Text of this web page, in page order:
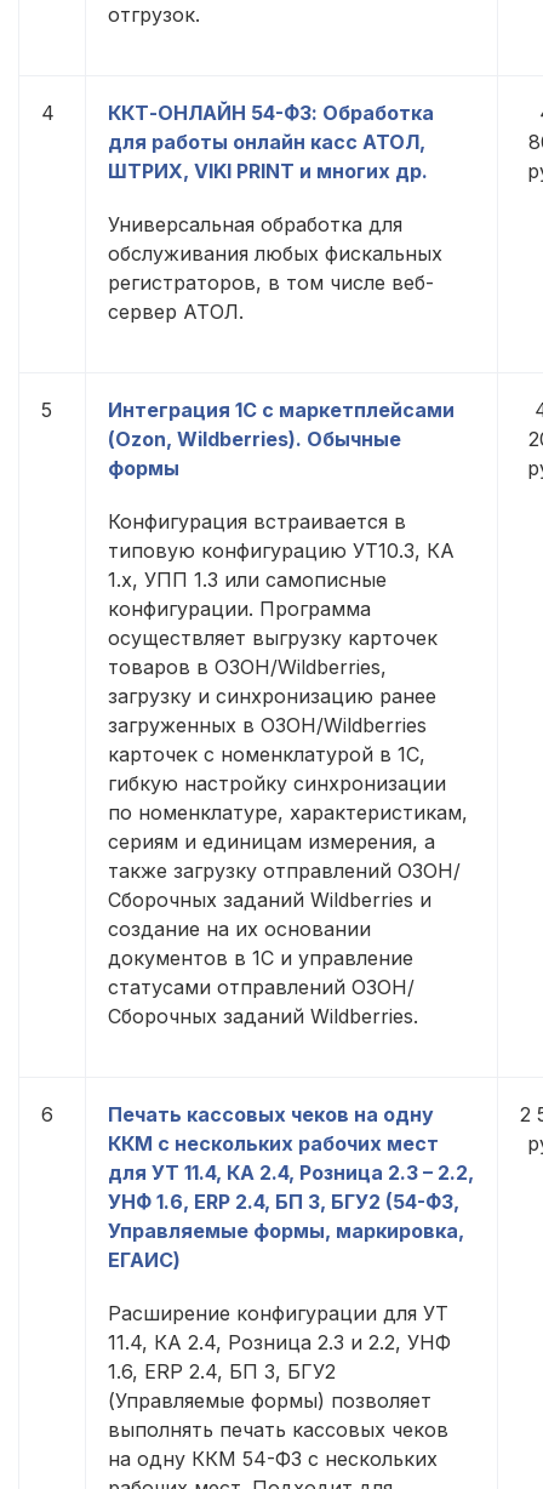
отгрузок.
4
ККТ-ОНЛАЙН 54-ФЗ: Обработка
для работы онлайн касс АТОЛ,
ШТРИХ, VIKI PRINT и многих др.
Универсальная обработка для
обслуживания любых фискальных
регистраторов, в том числе веб-
сервер АТОЛ.
5
Интеграция 1С с маркетплейсами
(Ozon, Wildberries). Обычные
формы
Конфигурация встраивается в
типовую конфигурацию УТ10.3, КА
1.x, УПП 1.3 или самописные
конфигурации. Программа
осуществляет выгрузку карточек
товаров в ОЗОН/Wildberries,
загрузку и синхронизацию ранее
загруженных в ОЗОН/Wildberries
карточек с номенклатурой в 1С,
гибкую настройку синхронизации
по номенклатуре, характеристикам,
сериям и единицам измерения, а
также загрузку отправлений ОЗОН/
Сборочных заданий Wildberries и
создание на их основании
документов в 1С и управление
статусами отправлений ОЗОН/
Сборочных заданий Wildberries.
6
Печать кассовых чеков на одну
ККМ с нескольких рабочих мест
для УТ 11.4, КА 2.4, Розница 2.3 – 2.2,
УНФ 1.6, ERP 2.4, БП 3, БГУ2 (54-ФЗ,
Управляемые формы, маркировка,
ЕГАИС)
Расширение конфигурации для УТ
11.4, КА 2.4, Розница 2.3 и 2.2, УНФ
1.6, ERP 2.4, БП 3, БГУ2
(Управляемые формы) позволяет
выполнять печать кассовых чеков
на одну ККМ 54-ФЗ с нескольких
2